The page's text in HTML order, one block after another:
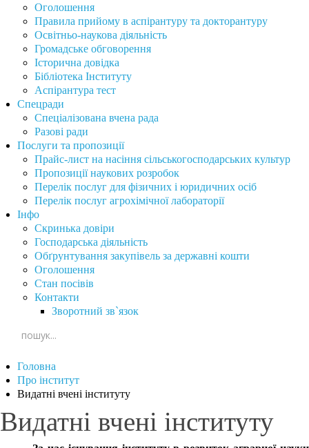
Оголошення
Правила прийому в аспірантуру та докторантуру
Освітньо-наукова діяльність
Громадське обговорення
Історична довідка
Бібліотека Інституту
Аспірантура тест
Спецради
Спеціалізована вчена рада
Разові ради
Послуги та пропозиції
Прайс-лист на насіння сільськогосподарських культур
Пропозиції наукових розробок
Перелік послуг для фізичних і юридичних осіб
Перелік послуг агрохімічної лабораторії
Інфо
Скринька довіри
Господарська діяльність
Обґрунтування закупівель за державні кошти
Оголошення
Стан посівів
Контакти
Зворотний зв`язок
Головна
Про інститут
Видатні вчені інституту
Видатні вчені інституту